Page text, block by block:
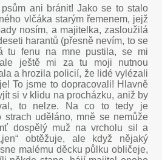
ani bránit! Jako se to stalo
vlčáka starým řemenem, jejž
nosím, a majitelka, zasloužilá
harantů (přesně nevím, to se
tu fenu na mne pustila, se mi
ještě mi za tu moji nutnou
a hrozila policií, že lidé vylézali
To jsme to dopracovali! Hlavně
si v klidu na procházku, aniž by
to nelze. Na co to tedy je
strach uděláno, mně se nemůže
dospělý muž na vrcholu sil a
obtěžuje, ale když nějaký
malému děcku půlku obličeje,